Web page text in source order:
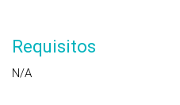
Requisitos
N/A